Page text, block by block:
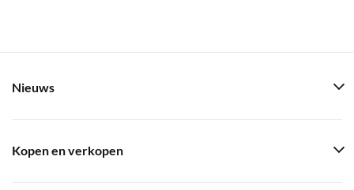
Nieuws
Kopen en verkopen